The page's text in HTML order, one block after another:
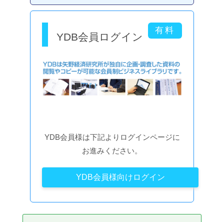
YDB会員ログイン
YDB会員様は下記よりログインページに
お進みください。
YDB会員様向けログイン